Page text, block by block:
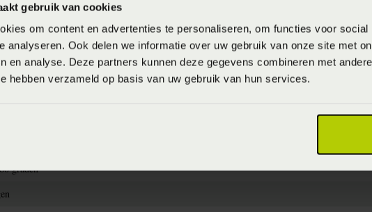
gebruik van cookies
om content en advertenties te personaliseren, om functies voor
analyseren. Ook delen we informatie over uw gebruik van onze site met
en analyse. Deze partners kunnen deze gegevens combineren met
hebben verzameld op basis van uw gebruik van hun services.
graden